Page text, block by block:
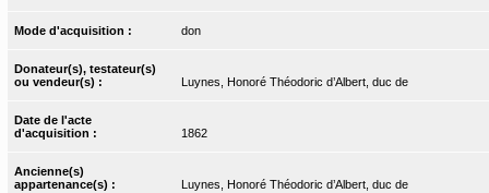
Mode d'acquisition : don
Donateur(s), testateur(s)
ou vendeur(s) :
Luynes, Honoré Théodoric d’Albert, duc de
Date de l'acte
d'acquisition :
1862
Ancienne(s)
appartenance(s) :
Luynes, Honoré Théodoric d’Albert, duc de